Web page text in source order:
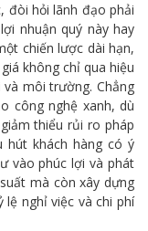
đòi hỏi lãnh đạo phải
nhuận quý này hay
chiến lược dài hạn,
không chỉ qua hiệu
môi trường. Chẳng
công nghệ xanh, dù
thiểu rủi ro pháp
hút khách hàng có ý
vào phúc lợi và phát
mà còn xây dựng
nghỉ việc và chi phí